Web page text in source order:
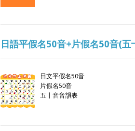
日語平假名50音+片假名50音(五
日文平假名50音
片假名50音
五十音音韻表